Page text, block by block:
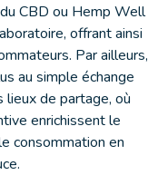
CBD ou Hemp Well
offrant ainsi
Par ailleurs,
au simple échange
lieux de partage, où
enrichissent le
consommation en